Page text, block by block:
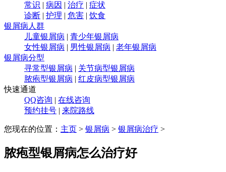
常识 | 病因 | 治疗 | 症状
诊断 | 护理 | 危害 | 饮食
银屑病人群
儿童银屑病 | 青少年银屑病
女性银屑病 | 男性银屑病 | 老年银屑病
银屑病分型
寻常型银屑病 | 关节病型银屑病
脓疱型银屑病 | 红皮病型银屑病
快速通道
QQ咨询 | 在线咨询
预约挂号 | 来院路线
您现在的位置： 主页 > 银屑病 > 银屑病治疗 >
脓疱型银屑病怎么治疗好